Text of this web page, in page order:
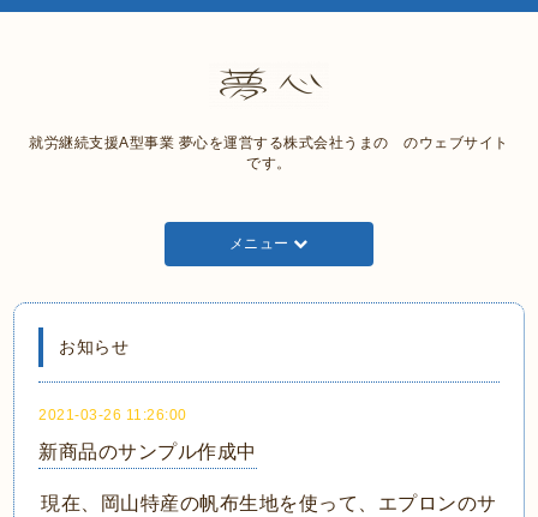
就労継続支援A型事業 夢心を運営する株式会社うまの のウェブサイト
です。
メニュー
お知らせ
2021-03-26 11:26:00
新商品のサンプル作成中
現在、岡山特産の帆布生地を使って、エプロンのサ